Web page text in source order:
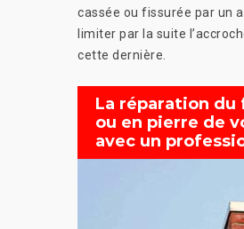
cassée ou fissurée par un
limiter par la suite
cette dernière.
La réparation du
ou en pierre de
avec un